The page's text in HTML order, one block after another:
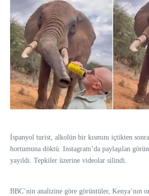
İspanyol turist, alkolün bir kısmını içtikten
hortumuna döktü. Instagram’da paylaşılan
yayıldı. Tepkiler üzerine videolar silindi.
BBC’nin analizine göre görüntüler, Kenya’nın